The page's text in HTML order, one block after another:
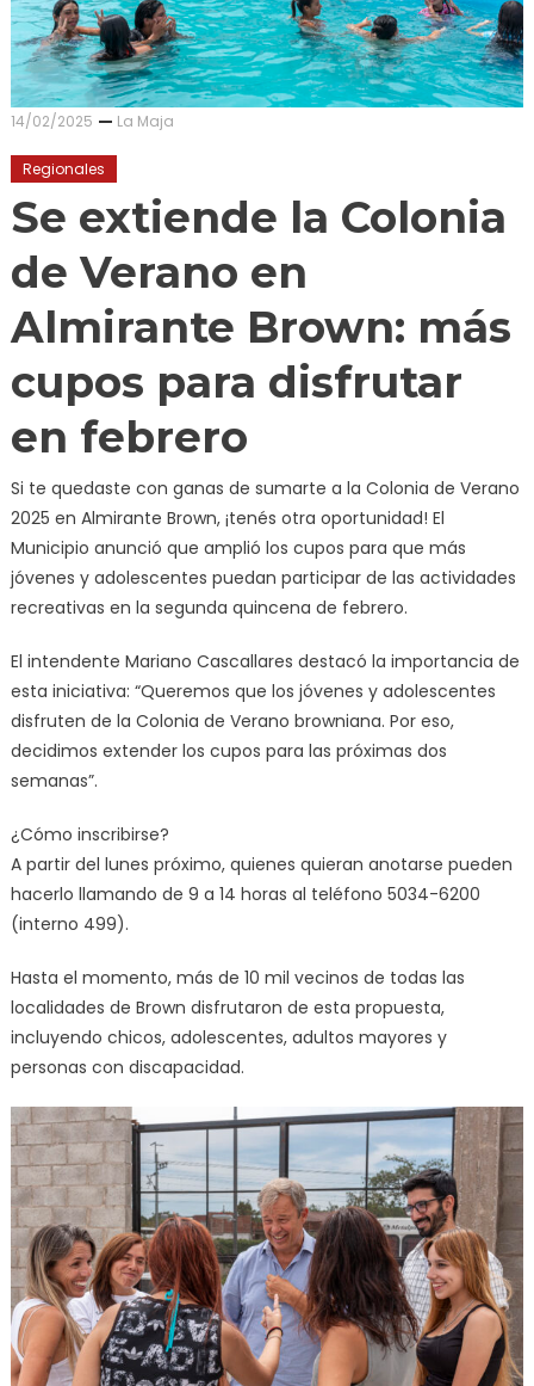
14/02/2025 La Maja
Regionales
Se extiende la Colonia
de Verano en
Almirante Brown: más
cupos para disfrutar
en febrero
Si te quedaste con ganas de sumarte a la Colonia de Verano
2025 en Almirante Brown, ¡tenés otra oportunidad! El
Municipio anunció que amplió los cupos para que más
jóvenes y adolescentes puedan participar de las actividades
recreativas en la segunda quincena de febrero.
El intendente Mariano Cascallares destacó la importancia de
esta iniciativa: “Queremos que los jóvenes y adolescentes
disfruten de la Colonia de Verano browniana. Por eso,
decidimos extender los cupos para las próximas dos
semanas”.
¿Cómo inscribirse?
A partir del lunes próximo, quienes quieran anotarse pueden
hacerlo llamando de 9 a 14 horas al teléfono 5034-6200
(interno 499).
Hasta el momento, más de 10 mil vecinos de todas las
localidades de Brown disfrutaron de esta propuesta,
incluyendo chicos, adolescentes, adultos mayores y
personas con discapacidad.